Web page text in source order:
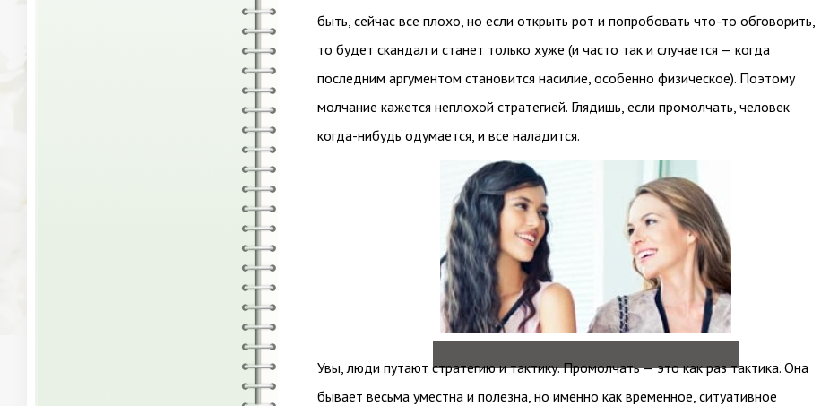
быть, сейчас все плохо, но если открыть рот и попробовать что-то обговорить,
то будет скандал и станет только хуже (и часто так и случается — когда
последним аргументом становится насилие, особенно физическое). Поэтому
молчание кажется неплохой стратегией. Глядишь, если промолчать, человек
когда-нибудь одумается, и все наладится.
Увы, люди путают стратегию и тактику. Промолчать — это как раз тактика. Она
бывает весьма уместна и полезна, но именно как временное, ситуативное